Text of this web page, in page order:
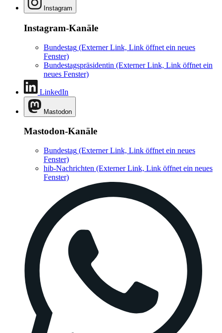
Instagram
Instagram-Kanäle
Bundestag (Externer Link, Link öffnet ein neues
Fenster)
Bundestagspräsidentin (Externer Link, Link öffnet ein
neues Fenster)
LinkedIn
Mastodon
Mastodon-Kanäle
Bundestag (Externer Link, Link öffnet ein neues
Fenster)
hib-Nachrichten (Externer Link, Link öffnet ein neues
Fenster)